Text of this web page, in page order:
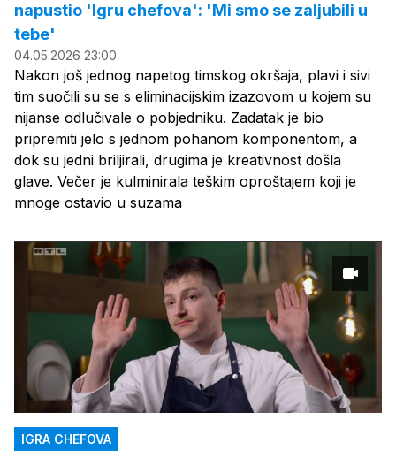
napustio 'Igru chefova': 'Mi smo se zaljubili u
tebe'
04.05.2026 23:00
Nakon još jednog napetog timskog okršaja, plavi i sivi
tim suočili su se s eliminacijskim izazovom u kojem su
nijanse odlučivale o pobjedniku. Zadatak je bio
pripremiti jelo s jednom pohanom komponentom, a
dok su jedni briljirali, drugima je kreativnost došla
glave. Večer je kulminirala teškim oproštajem koji je
mnoge ostavio u suzama
IGRA CHEFOVA